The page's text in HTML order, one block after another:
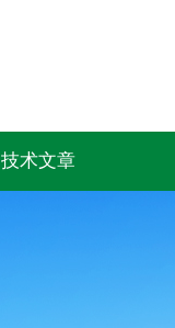
技术文章